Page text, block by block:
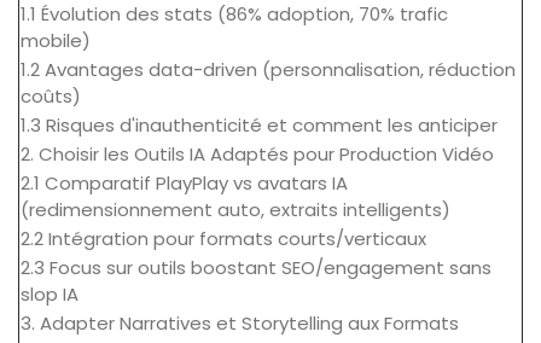
1.1 Évolution des stats (86% adoption, 70% trafic
mobile)
1.2 Avantages data-driven (personnalisation, réduction
coûts)
1.3 Risques d'inauthenticité et comment les anticiper
2. Choisir les Outils IA Adaptés pour Production Vidéo
2.1 Comparatif PlayPlay vs avatars IA
(redimensionnement auto, extraits intelligents)
2.2 Intégration pour formats courts/verticaux
2.3 Focus sur outils boostant SEO/engagement sans
slop IA
3. Adapter Narratives et Storytelling aux Formats